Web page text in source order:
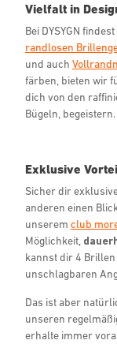
Vielfalt in
Bei DYSYGN
randlosen
und auch
färben, bieten wir
dich von den
Bügeln, begeistern.
Exklusive
Sicher dir
anderen einen
unserem club
Möglichkeit,
kannst dir 4
unschlagbaren
Das ist aber
unseren
erhalte immer